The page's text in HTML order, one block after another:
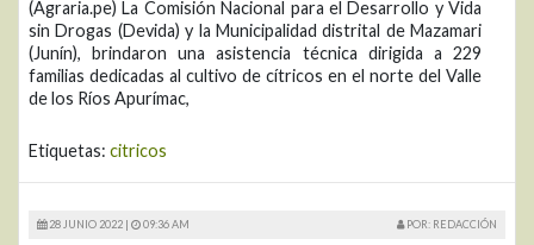
(Agraria.pe) La Comisión Nacional para el Desarrollo y Vida
sin Drogas (Devida) y la Municipalidad distrital de Mazamari
(Junín), brindaron una asistencia técnica dirigida a 229
familias dedicadas al cultivo de cítricos en el norte del Valle
de los Ríos Apurímac,
Etiquetas: citricos
28 JUNIO 2022 | 09:36 AM POR: REDACCIÓN